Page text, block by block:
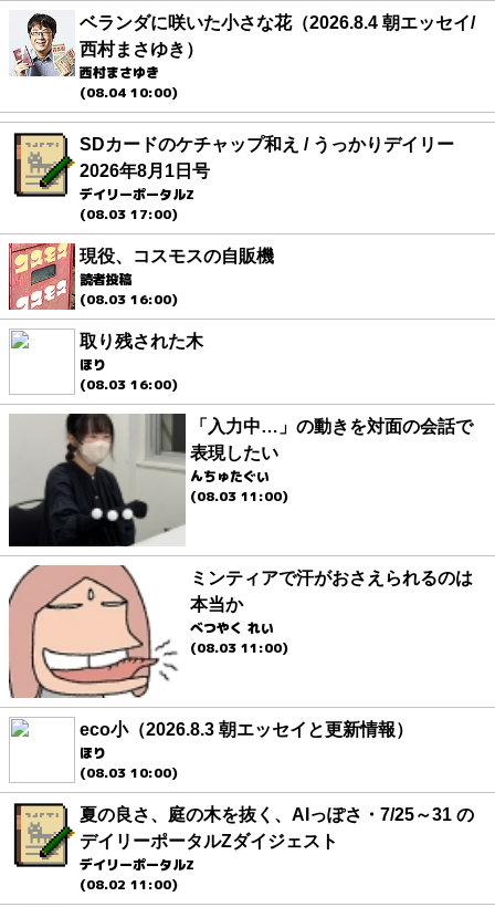
ベランダに咲いた小さな花（2026.8.4 朝エッセイ/
西村まさゆき）
西村まさゆき
(08.04 10:00)
SDカードのケチャップ和え / うっかりデイリー
2026年8月1日号
デイリーポータルZ
(08.03 17:00)
現役、コスモスの自販機
読者投稿
(08.03 16:00)
取り残された木
ほり
(08.03 16:00)
「入力中…」の動きを対面の会話で
表現したい
んちゅたぐい
(08.03 11:00)
ミンティアで汗がおさえられるのは
本当か
べつやく れい
(08.03 11:00)
eco小（2026.8.3 朝エッセイと更新情報）
ほり
(08.03 10:00)
夏の良さ、庭の木を抜く、AIっぽさ・7/25～31 の
デイリーポータルZダイジェスト
デイリーポータルZ
(08.02 11:00)